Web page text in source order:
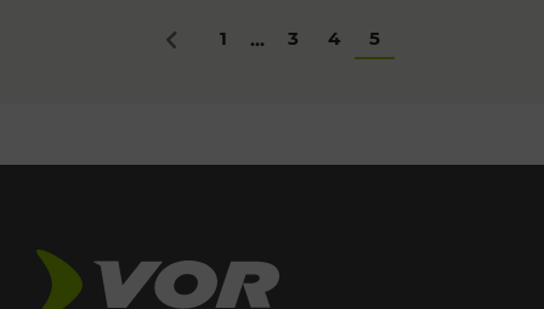
Zurück
1 ... 3 4 5